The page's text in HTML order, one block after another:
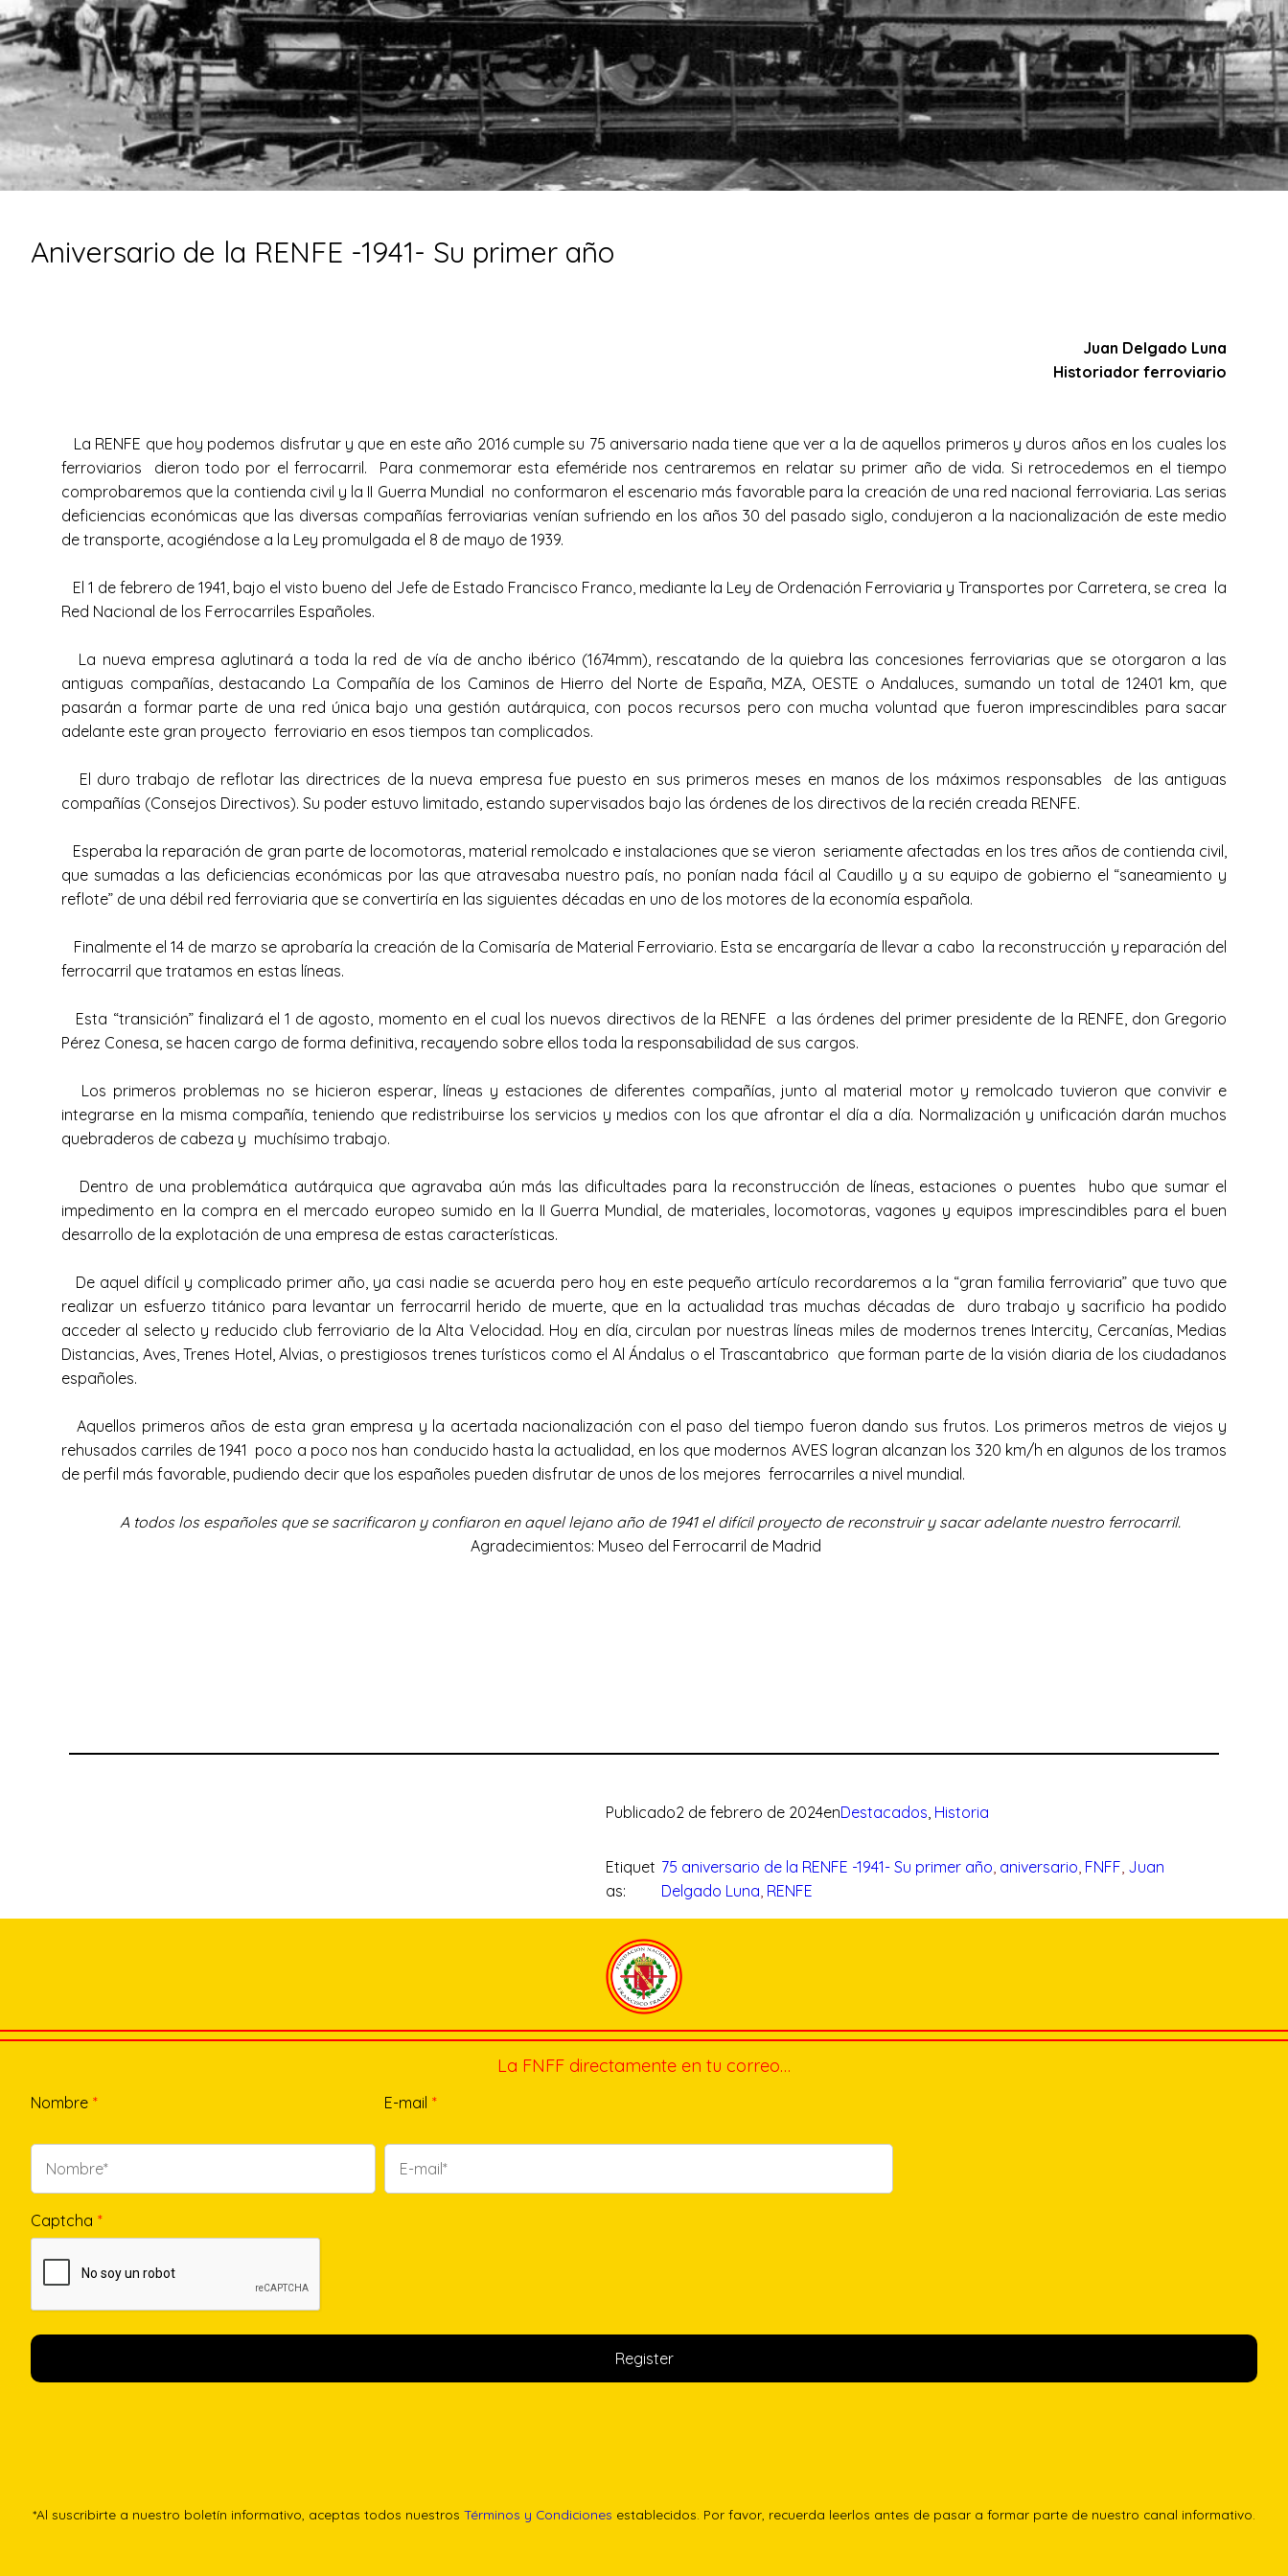
Aniversario de la RENFE -1941- Su primer año
Juan Delgado Luna
Historiador ferroviario
La RENFE que hoy podemos disfrutar y que en este año 2016 cumple su 75 aniversario nada tiene que ver a la de aquellos primeros y duros años en los cuales los
ferroviarios dieron todo por el ferrocarril. Para conmemorar esta efeméride nos centraremos en relatar su primer año de vida. Si retrocedemos en el tiempo
comprobaremos que la contienda civil y la II Guerra Mundial no conformaron el escenario más favorable para la creación de una red nacional ferroviaria. Las serias
deficiencias económicas que las diversas compañías ferroviarias venían sufriendo en los años 30 del pasado siglo, condujeron a la nacionalización de este medio
de transporte, acogiéndose a la Ley promulgada el 8 de mayo de 1939.
El 1 de febrero de 1941, bajo el visto bueno del Jefe de Estado Francisco Franco, mediante la Ley de Ordenación Ferroviaria y Transportes por Carretera, se crea la
Red Nacional de los Ferrocarriles Españoles.
La nueva empresa aglutinará a toda la red de vía de ancho ibérico (1674mm), rescatando de la quiebra las concesiones ferroviarias que se otorgaron a las
antiguas compañías, destacando La Compañía de los Caminos de Hierro del Norte de España, MZA, OESTE o Andaluces, sumando un total de 12401 km, que
pasarán a formar parte de una red única bajo una gestión autárquica, con pocos recursos pero con mucha voluntad que fueron imprescindibles para sacar
adelante este gran proyecto ferroviario en esos tiempos tan complicados.
El duro trabajo de reflotar las directrices de la nueva empresa fue puesto en sus primeros meses en manos de los máximos responsables de las antiguas
compañías (Consejos Directivos). Su poder estuvo limitado, estando supervisados bajo las órdenes de los directivos de la recién creada RENFE.
Esperaba la reparación de gran parte de locomotoras, material remolcado e instalaciones que se vieron seriamente afectadas en los tres años de contienda civil,
que sumadas a las deficiencias económicas por las que atravesaba nuestro país, no ponían nada fácil al Caudillo y a su equipo de gobierno el “saneamiento y
reflote” de una débil red ferroviaria que se convertiría en las siguientes décadas en uno de los motores de la economía española.
Finalmente el 14 de marzo se aprobaría la creación de la Comisaría de Material Ferroviario. Esta se encargaría de llevar a cabo la reconstrucción y reparación del
ferrocarril que tratamos en estas líneas.
Esta “transición” finalizará el 1 de agosto, momento en el cual los nuevos directivos de la RENFE a las órdenes del primer presidente de la RENFE, don Gregorio
Pérez Conesa, se hacen cargo de forma definitiva, recayendo sobre ellos toda la responsabilidad de sus cargos.
Los primeros problemas no se hicieron esperar, líneas y estaciones de diferentes compañías, junto al material motor y remolcado tuvieron que convivir e
integrarse en la misma compañía, teniendo que redistribuirse los servicios y medios con los que afrontar el día a día. Normalización y unificación darán muchos
quebraderos de cabeza y muchísimo trabajo.
Dentro de una problemática autárquica que agravaba aún más las dificultades para la reconstrucción de líneas, estaciones o puentes hubo que sumar el
impedimento en la compra en el mercado europeo sumido en la II Guerra Mundial, de materiales, locomotoras, vagones y equipos imprescindibles para el buen
desarrollo de la explotación de una empresa de estas características.
De aquel difícil y complicado primer año, ya casi nadie se acuerda pero hoy en este pequeño artículo recordaremos a la “gran familia ferroviaria” que tuvo que
realizar un esfuerzo titánico para levantar un ferrocarril herido de muerte, que en la actualidad tras muchas décadas de duro trabajo y sacrificio ha podido
acceder al selecto y reducido club ferroviario de la Alta Velocidad. Hoy en día, circulan por nuestras líneas miles de modernos trenes Intercity, Cercanías, Medias
Distancias, Aves, Trenes Hotel, Alvias, o prestigiosos trenes turísticos como el Al Ándalus o el Trascantabrico que forman parte de la visión diaria de los ciudadanos
españoles.
Aquellos primeros años de esta gran empresa y la acertada nacionalización con el paso del tiempo fueron dando sus frutos. Los primeros metros de viejos y
rehusados carriles de 1941 poco a poco nos han conducido hasta la actualidad, en los que modernos AVES logran alcanzan los 320 km/h en algunos de los tramos
de perfil más favorable, pudiendo decir que los españoles pueden disfrutar de unos de los mejores ferrocarriles a nivel mundial.
A todos los españoles que se sacrificaron y confiaron en aquel lejano año de 1941 el difícil proyecto de reconstruir y sacar adelante nuestro ferrocarril.
Agradecimientos: Museo del Ferrocarril de Madrid
Publicado2 de febrero de 2024enDestacados, Historia
Etiquet
as:
75 aniversario de la RENFE -1941- Su primer año, aniversario, FNFF, Juan
Delgado Luna, RENFE
La FNFF directamente en tu correo…
Nombre * E-mail *
Captcha *
*Al suscribirte a nuestro boletín informativo, aceptas todos nuestros Términos y Condiciones establecidos. Por favor, recuerda leerlos antes de pasar a formar parte de nuestro canal informativo.